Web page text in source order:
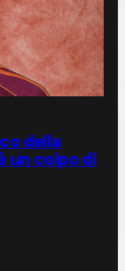
della
un colpo di